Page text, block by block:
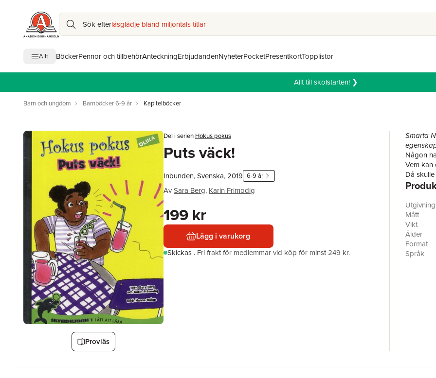
Sök efterläsglädje bland miljontals titlar
Allt BöckerPennor och tillbehörAnteckningErbjudandenNyheterPocketPresentkortTopplistor
Allt till skolstarten! ❯
Barn och ungdom Barnböcker 6-9 år Kapitelböcker
Provläs
Del i serien Hokus pokus
Puts väck!
Inbunden, Svenska, 2019 6-9 år
AvSara Berg, Karin Frimodig
199 kr
Lägg i varukorg
Skickas . Fri frakt för medlemmar vid köp för minst 249 kr.
Smarta
Någon
Vem kan
Då
OLIKA
OLIKA
våra
papper
lite
Mått
Vikt
Ålder
Format
Språk